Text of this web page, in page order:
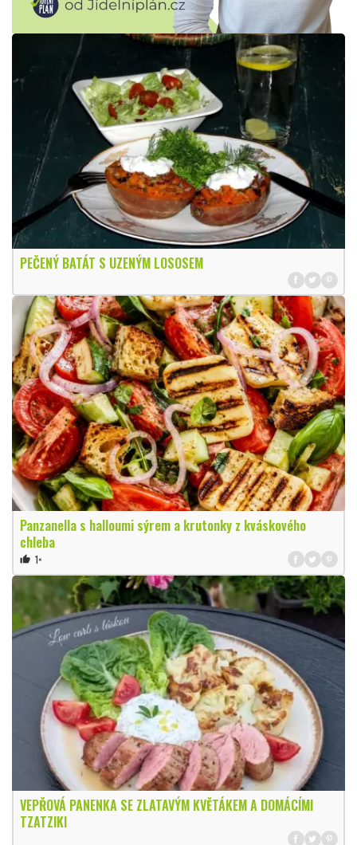
PEČENÝ BATÁT S UZENÝM LOSOSEM
Panzanella s halloumi sýrem a krutonky z kváskového
chleba
thumb_up 1×
VEPŘOVÁ PANENKA SE ZLATAVÝM KVĚTÁKEM A DOMÁCÍMI
TZATZIKI